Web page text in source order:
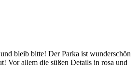
bleib bitte! Der Parka ist wunderschön
Vor allem die süßen Details in rosa und